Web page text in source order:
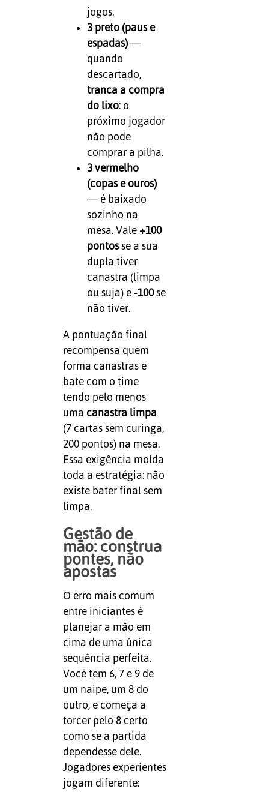
jogos.
3 preto (paus e
espadas)—
quando
descartado,
tranca a compra
do lixo: o
próximo jogador
não pode
comprar a pilha.
3 vermelho
(copas e ouros)
— é baixado
sozinho na
mesa. Vale +100
pontosse a sua
dupla tiver
canastra (limpa
ou suja) e -100se
não tiver.
A pontuação final
recompensa quem
forma canastras e
bate com o time
tendo pelo menos
uma canastra limpa
(7 cartas sem curinga,
200 pontos) na mesa.
Essa exigência molda
toda a estratégia: não
existe bater final sem
limpa.
Gestão de
mão: construa
pontes, não
apostas
O erro mais comum
entre iniciantes é
planejar a mão em
cima de uma única
sequência perfeita.
Você tem 6, 7 e 9 de
um naipe, um 8 do
outro, e começa a
torcer pelo 8 certo
como se a partida
dependesse dele.
Jogadores experientes
jogam diferente: